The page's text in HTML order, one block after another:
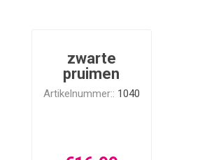
zwarte
pruimen
Artikelnummer:: 1040